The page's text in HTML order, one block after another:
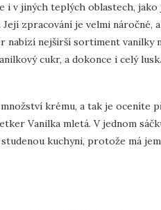
i v jiných teplých oblastech,
zpracování je velmi náročné,
nabízí nejširší sortiment vanilky
cukr, a dokonce i celý
krému, a tak je oceníte
Vanilka mletá. V jednom
kuchyni, protože má